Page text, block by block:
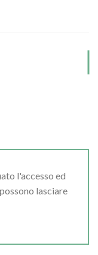
l'accesso ed
lasciare